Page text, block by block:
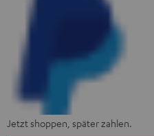
Jetzt shoppen, später zahlen.